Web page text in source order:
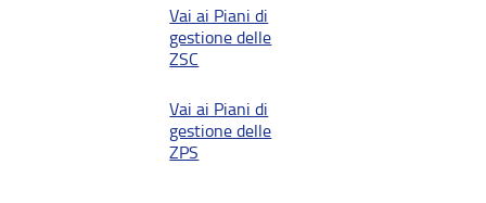
Vai ai Piani di
gestione delle
ZSC
Vai ai Piani di
gestione delle
ZPS